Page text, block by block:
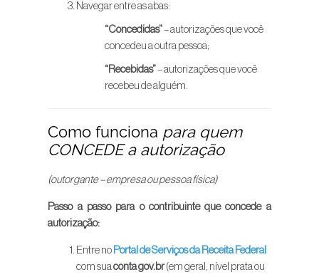
Navegar entre as abas:
“Concedidas”– autorizações que você
concedeu a outra pessoa;
“Recebidas”– autorizações que você
recebeu de alguém.
Como funciona para quem
CONCEDE a autorização
(outorgante – empresa ou pessoa física)
Passo a passo para o contribuinte que concede a
autorização:
Entre no Portal de Serviços da Receita Federal
com suaconta gov.br(em geral, nível prata ou